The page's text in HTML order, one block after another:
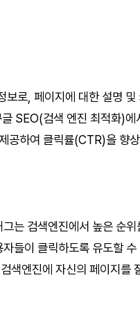
로, 페이지에 대한 설명
SEO(검색 엔진 최적화)
하여 클릭률(CTR)을 향
는 검색엔진에서 높은 순
들이 클릭하도록 유도할 수
색엔진에 자신의 페이지를